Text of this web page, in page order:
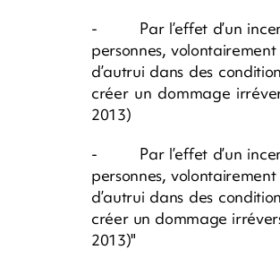
- Par l’effet d’un
personnes,
d’autrui dans des
créer un dommage
2013)
- Par l’effet d’un
personnes,
d’autrui dans des
créer un dommage
2013)"